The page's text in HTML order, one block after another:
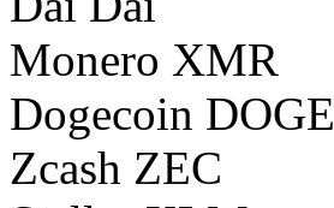
Monero XMR
Dogecoin DOGE
Zcash ZEC